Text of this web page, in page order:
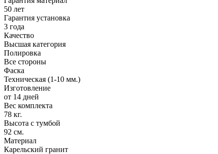
50 лет
Гарантия установка
3 года
Качество
Высшая категория
Полировка
Все стороны
Фаска
Техническая (1-10 мм.)
Изготовление
от 14 дней
Вес комплекта
78 кг.
Высота с тумбой
92 см.
Материал
Карельский гранит